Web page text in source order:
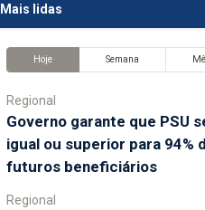
Mais lidas
Hoje Semana
Regional
Governo garante que PSU
igual ou superior para 94%
futuros beneficiários
Regional